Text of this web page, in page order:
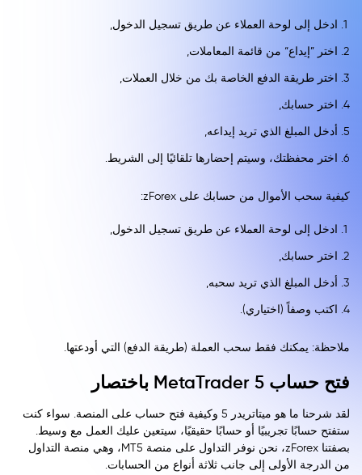
ادخل إلى لوحة العملاء عن طريق تسجيل الدخول,
اختر ”إيداع“ من قائمة المعاملات,
اختر طريقة الدفع الخاصة بك من خلال العملات,
اختر حسابك,
أدخل المبلغ الذي تريد إيداعه,
اختر محفظتك، وسيتم إحضارها تلقائيًا إلى الشريط.
كيفية سحب الأموال من حسابك على zForex:
ادخل إلى لوحة العملاء عن طريق تسجيل الدخول,
اختر حسابك,
أدخل المبلغ الذي تريد سحبه,
اكتب وصفاً (اختياري).
ملاحظة: يمكنك فقط سحب العملة (طريقة الدفع) التي أودعتها.
فتح حساب MetaTrader 5 باختصار
لقد شرحنا ما هو ميتاتريدر 5 وكيفية فتح حساب على المنصة. سواء كنت
ستفتح حسابًا تجريبيًا أو حسابًا حقيقيًا، سيتعين عليك العمل مع وسيط.
بصفتنا zForex، نحن نوفر التداول على منصة MT5، وهي منصة التداول
من الدرجة الأولى إلى جانب ثلاثة أنواع من الحسابات.